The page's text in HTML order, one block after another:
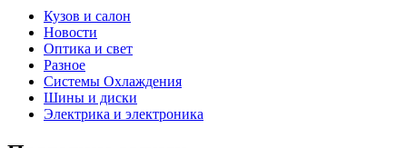
Кузов и салон
Новости
Оптика и свет
Разное
Системы Охлаждения
Шины и диски
Электрика и электроника